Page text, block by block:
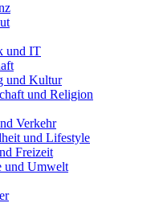
und IT
und Kultur
und Religion
Verkehr
und Lifestyle
Freizeit
und Umwelt